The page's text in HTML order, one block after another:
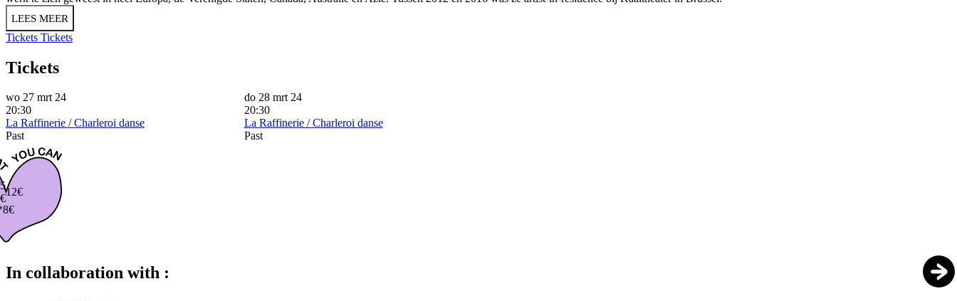
LEES MEER
Tickets Tickets
Tickets
wo 27 mrt 24
20:30
La Raffinerie / Charleroi danse
Past
do 28 mrt 24
20:30
La Raffinerie / Charleroi danse
Past
12€
5
€
In collaboration with :